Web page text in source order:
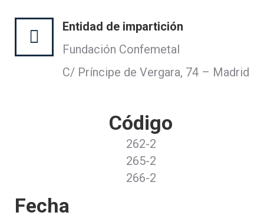
Entidad de impartición
Fundación Confemetal
C/ Príncipe de Vergara, 74 – Madrid
Código
262-2
265-2
266-2
Fecha